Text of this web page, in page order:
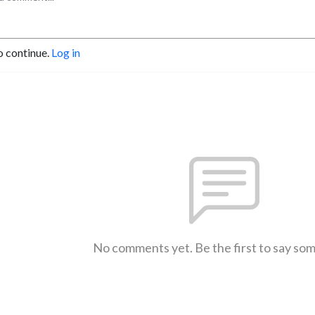
continue. Log in
No comments yet. Be the first to say